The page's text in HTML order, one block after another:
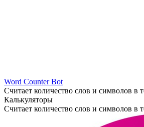
Word Counter Bot
Считает количество слов и символов в
Калькуляторы
Считает количество слов и символов в